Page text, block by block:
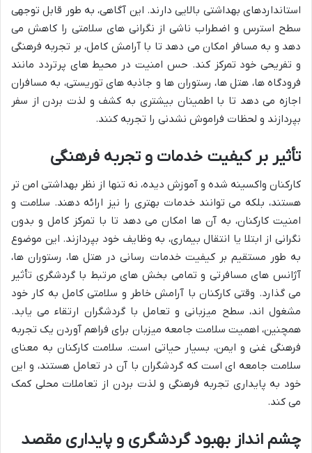
استانداردهای بهداشتی بالایی دارند. این آگاهی، به طور قابل توجهی
سطح استرس و اضطراب ناشی از نگرانی های سلامتی را کاهش می
دهد و به مسافر امکان می دهد تا با آرامش کامل، بر تجربه فرهنگی
و تفریحی خود تمرکز کند. حس امنیت در محیط های پرتردد مانند
فرودگاه ها، هتل ها، رستوران ها و جاذبه های توریستی، به مسافران
اجازه می دهد تا با اطمینان بیشتری به کشف و لذت بردن از سفر
بپردازند و لحظات فراموش نشدنی را تجربه کنند.
تأثیر بر کیفیت خدمات و تجربه فرهنگی
کارکنان واکسینه شده و آموزش دیده، نه تنها از نظر بهداشتی امن تر
هستند، بلکه می توانند خدمات بهتری را نیز ارائه دهند. سلامت و
امنیت کارکنان، به آن ها امکان می دهد تا با تمرکز کامل و بدون
نگرانی از ابتلا یا انتقال بیماری، به وظایف خود بپردازند. این موضوع
به طور مستقیم بر کیفیت خدمات رسانی در هتل ها، رستوران ها،
آژانس های مسافرتی و تمامی بخش های مرتبط با گردشگری تأثیر
می گذارد. وقتی کارکنان با آرامش خاطر و سلامتی کامل به کار خود
مشغول اند، سطح میزبانی و تعامل با گردشگران ارتقاء می یابد.
همچنین، اهمیت سلامت جامعه میزبان برای فراهم آوردن یک تجربه
فرهنگی غنی و ایمن، بسیار حیاتی است. سلامت کارکنان به معنای
سلامت جامعه ای است که گردشگران با آن در تعامل هستند، و این
خود به پایداری تجربه فرهنگی و لذت بردن از تعاملات محلی کمک
می کند.
چشم انداز بهبود گردشگری و پایداری مقصد